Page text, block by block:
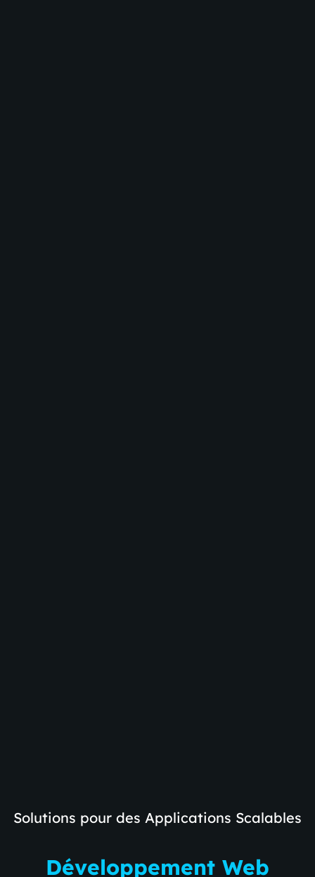
Solutions pour des Applications Scalables
Développement Web